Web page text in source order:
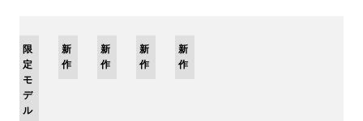
限
定
モ
デ
ル
新
作
新
作
新
作
新
作